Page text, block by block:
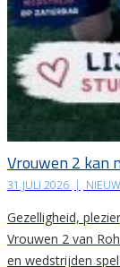
Vrouwen 2 kan
31 JULI 2026 |
Gezelligheid,
Vrouwen 2 van
en wedstrijden